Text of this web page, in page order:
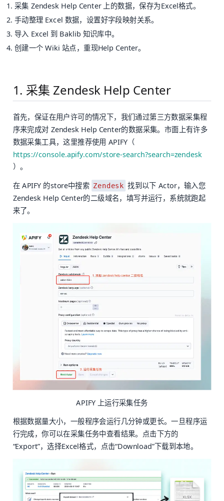
采集 Zendesk Help Center 上的数据，保存为Excel格式。
手动整理 Excel 数据，设置好字段映射关系。
导入 Excel 到 Baklib 知识库中。
创建一个 Wiki 站点，重现Help Center。
1. 采集 Zendesk Help Center
首先，保证在用户许可的情况下，我们通过第三方数据采集程
序来完成对 Zendesk Help Center的数据采集。市面上有许多
数据采集工具，这里推荐使用 APIFY（
https://console.apify.com/store-search?search=zendesk
）。
在 APIFY 的store中搜索 Zendesk 找到以下 Actor，输入您
Zendesk Help Center的二级域名，填写并运行，系统就跑起
来了。
APIFY 上运行采集任务
根据数据量大小，一般程序会运行几分钟或更长。一旦程序运
行完成，你可以在采集任务中查看结果。点击下方的
“Export”，选择Excel格式，点击“Download”下载到本地。